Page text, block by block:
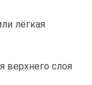
лёгкая
верхнего слоя